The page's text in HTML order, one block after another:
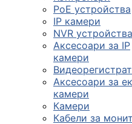
PoE устройства
IP камери
NVR устройства
Аксесоари за IP
камери
Аксесоари за
камери
Камери
Кабели за